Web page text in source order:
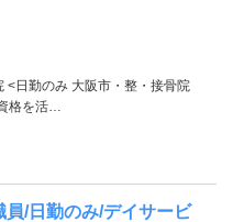
<日勤のみ 大阪市・整・接骨院
格を活…
員/日勤のみ/デイサービ